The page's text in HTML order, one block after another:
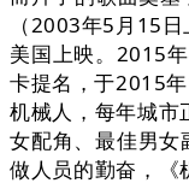
（2003年5月15
美国上映。2015
卡提名，于2015
机械人，每年城市
女配角、最佳男
做人员的勤奋，《